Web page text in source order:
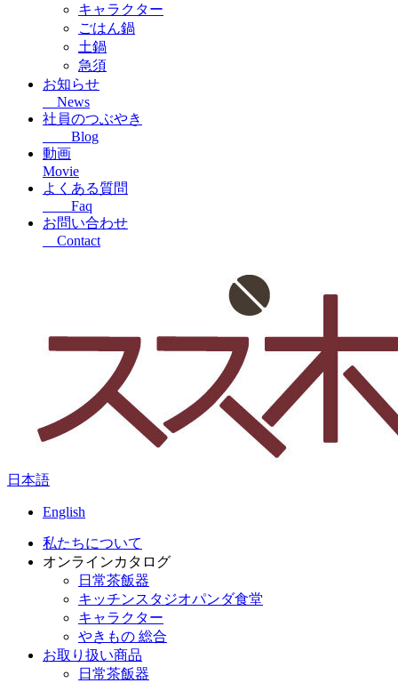
キャラクター
ごはん鍋
土鍋
急須
お知らせ
News
社員のつぶやき
Blog
動画
Movie
よくある質問
Faq
お問い合わせ
Contact
日本語
English
私たちについて
オンラインカタログ
日常茶飯器
キッチンスタジオパンダ食堂
キャラクター
やきもの 総合
お取り扱い商品
日常茶飯器